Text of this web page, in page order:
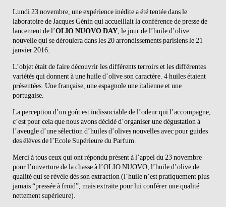
Lundi 23 novembre, une expérience inédite a été tentée dans le
laboratoire de Jacques Génin qui accueillait la conférence de presse de
lancement de l’OLIO NUOVO DAY, le jour de l’huile d’olive
nouvelle qui se déroulera dans les 20 arrondissements parisiens le 21
janvier 2016.
L’objet était de faire découvrir les différents terroirs et les différentes
variétés qui donnent à une huile d’olive son caractère. 4 huiles étaient
présentées. Une française, une espagnole une italienne et une
portugaise.
La perception d’un goût est indissociable de l’odeur qui l’accompagne,
c’est pour cela que nous avons décidé d’organiser une dégustation à
l’aveugle d’une sélection d’huiles d’olives nouvelles avec pour guides
des élèves de l’Ecole Supérieure du Parfum.
Merci à tous ceux qui ont répondu présent à l’appel du 23 novembre
pour l’ouverture de la chasse à l’OLIO NUOVO, l’huile d’olive de
qualité qui se révèle dès son extraction (l’huile n’est pratiquement plus
jamais “pressée à froid”, mais extraite pour lui conférer une qualité
nettement supérieure).